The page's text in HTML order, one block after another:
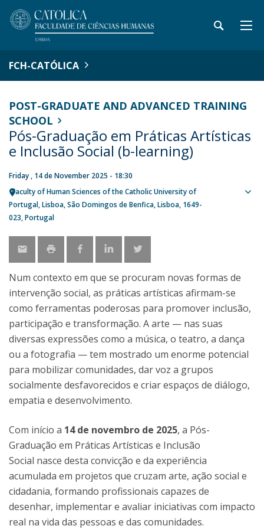
FCH-CATÓLICA
POST-GRADUATE AND ADVANCED TRAINING
SCHOOL
Pós-Graduação em Práticas Artísticas
e Inclusão Social (b-learning)
Friday , 14 de November 2025 - 18:30
Faculty of Human Sciences of the Catholic University of
Portugal Lisboa São Domingos de Benfica, Lisboa 1649-
023 Portugal
Num contexto em que se procuram novas formas de
intervenção social, as práticas artísticas afirmam-se
como ferramentas poderosas para promover inclusão,
participação e transformação. A arte — nas suas
diversas expressões como a música, o teatro, a dança
ou a fotografia — tem mostrado um enorme potencial
para mobilizar comunidades, dar voz a grupos
socialmente desfavorecidos e criar espaços de diálogo,
empatia e desenvolvimento.
Com início a 14 de novembro de 2025, a Pós-
Graduação em Práticas Artísticas e Inclusão
Social nasce desta convicção e da experiência
acumulada em projetos que cruzam arte, ação social e
cidadania, formando profissionais capazes de
desenhar, implementar e avaliar iniciativas com impacto
real na vida das pessoas e das comunidades.